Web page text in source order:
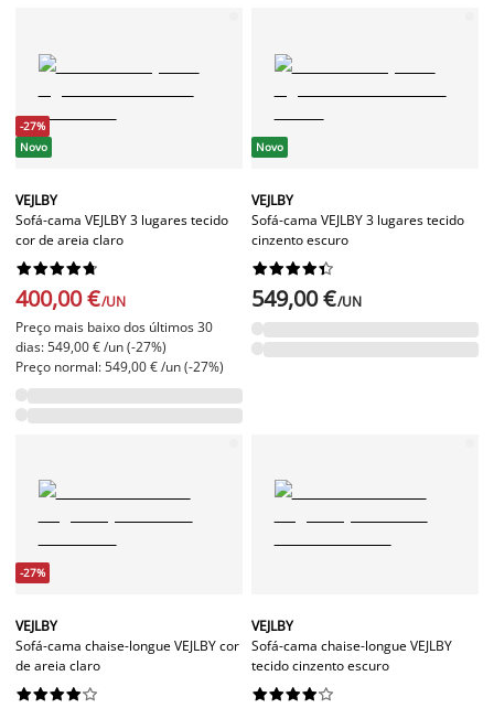
-27%
Novo
VEJLBY
Sofá-cama VEJLBY 3 lugares tecido
cor de areia claro






400,00 €/UN
Preço mais baixo dos últimos 30
dias: 549,00 € /un (-27%)
Preço normal: 549,00 € /un (-27%)
Novo
VEJLBY
Sofá-cama VEJLBY 3 lugares tecido
cinzento escuro






549,00 €/UN
-27%
VEJLBY
Sofá-cama chaise-longue VEJLBY cor
de areia claro






VEJLBY
Sofá-cama chaise-longue VEJLBY
tecido cinzento escuro





